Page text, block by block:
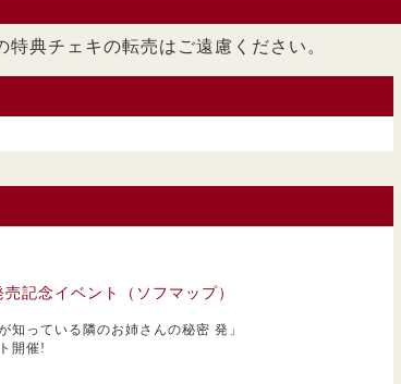
た際の特典チェキの転売はご遠慮く
記念イベント（ソフマップ）
知っている隣のお姉さんの秘密 発」
開催!